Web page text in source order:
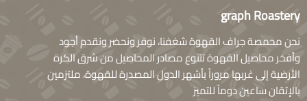
graph Roastery
نحن محمصة جراف القهوة شغفنا، نوفر ونحضر ونقدم أجود
وأفخر محاصيل القهوة تتنوع مصادر المحاصيل من شرق الكرة
الأرضية إلى غربها مروراً بأشهر الدول المصدرة للقهوة، ملتزمين
بالإتقان ساعين دوماً للتميز